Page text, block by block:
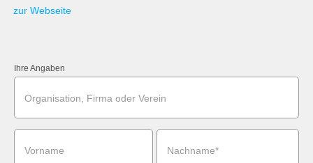
zur Webseite
Ihre Angaben
Organisation, Firma oder Verein
Vorname Nachname*